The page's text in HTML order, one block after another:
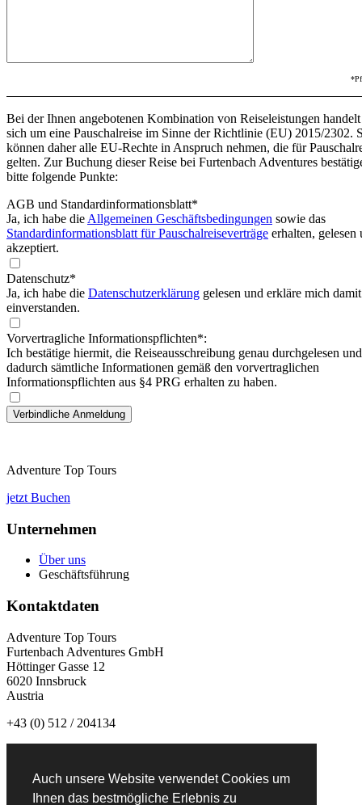
Auch unsere Website verwendet Cookies um
Ihnen das bestmögliche Erlebnis zu
Bei der Ihnen angebotenen Kombination von Reiseleistungen handelt
sich um eine Pauschalreise im Sinne der Richtlinie (EU) 2015/2302.
können daher alle EU-Rechte in Anspruch nehmen, die für
gelten. Zur Buchung dieser Reise bei Furtenbach Adventures
bitte folgende Punkte:
AGB und Standardinformationsblatt*
Ja, ich habe die Allgemeinen Geschäftsbedingungen sowie das
Standardinformationsblatt für Pauschalreiseverträge erhalten, gelesen
akzeptiert.
Datenschutz*
Ja, ich habe die Datenschutzerklärung gelesen und erkläre mich damit
einverstanden.
Vorvertragliche Informationspflichten*:
Ich bestätige hiermit, die Reiseausschreibung genau durchgelesen und
dadurch sämtliche Informationen gemäß den vorvertraglichen
Informationspflichten aus §4 PRG erhalten zu haben.
Adventure Top Tours
jetzt Buchen
Unternehmen
Über uns
Geschäftsführung
Kontaktdaten
Adventure Top Tours
Furtenbach Adventures GmbH
Höttinger Gasse 12
6020 Innsbruck
Austria
+43 (0) 512 / 204134
Newsletteranmeldung: